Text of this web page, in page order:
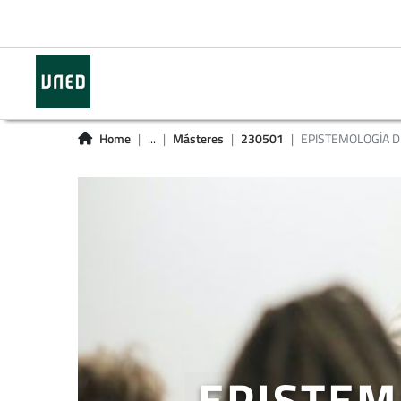
Home ... Másteres 230501 EPISTEMOLOGÍA